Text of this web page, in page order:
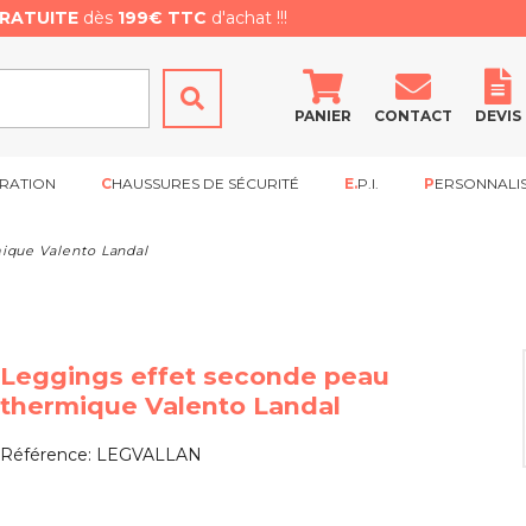
dès 199€ TTC d'achat !!!
PANIER CONTACT DEVIS
CHAUSSURES DE SÉCURITÉ E.P.I.
Valento Landal
Leggings effet seconde peau
thermique Valento Landal
Référence: LEGVALLAN